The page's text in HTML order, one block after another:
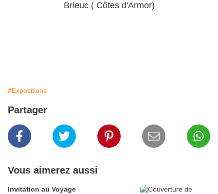
Brieuc ( Côtes d'Armor)
#Expositions
Partager
Vous aimerez aussi
Invitation au Voyage